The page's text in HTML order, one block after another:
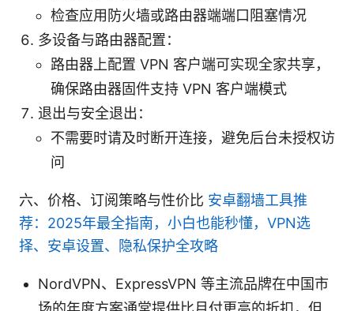
检查应用防火墙或路由器端端口阻塞情况
多设备与路由器配置：
路由器上配置 VPN 客户端可实现全家共享，
确保路由器固件支持 VPN 客户端模式
退出与安全退出：
不需要时请及时断开连接，避免后台未授权访
问
六、价格、订阅策略与性价比 安卓翻墙工具推
荐：2025年最全指南，小白也能秒懂，VPN选
择、安卓设置、隐私保护全攻略
NordVPN、ExpressVPN 等主流品牌在中国市